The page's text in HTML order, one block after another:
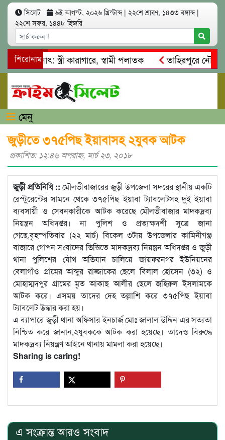
সিলেট ৬ই আগস্ট, ২০২৬ খ্রিস্টাব্দ | ২২শে শ্রাবণ, ১৪৩৩ বঙ্গাব্দ |
২২শে সফর, ১৪৪৮ হিজরি
শিরোনাম
আত্মসাৎ: স্ত্রী কারাগারে, স্বামী পলাতক
তাহিরপুরে নৌ-
মারধর
নগরীতে কোটি টাকার সম্পত্তি দখলের চেষ্টা:
মেনু
জুড়ীতে ৩৭৫পিছ ইয়াবাসহ ২যুবক আটক
প্রকাশিত: ১২:৪৬ অপরাহ্ণ, মার্চ ২৩, ২০১৮
জুড়ী প্রতিনিধি :: মৌলভীবাজারের জুড়ী উপজেলা সদরের স্থানীয় একটি
রেস্টুরেন্টের সামনে থেকে ৩৭৫পিছ ইয়াবা ট্যাবলেটসহ দুই ইয়াবা
ব্যবসায়ী ও সেবনকারীকে আটক করেছে মৌলভীবাজার মাদকদ্রব্য
নিয়ন্ত্রন অধিদপ্তর। না পুলিশ ও প্রত্যক্ষদর্শী সুত্রে জানা
গেছে,বৃহস্পতিবার (২২ মার্চ) বিকেল ৩টায় উপজেলার কামিনীগঞ্জ
বাজারে গোপন সংবাদের ভিত্তিতে মাদকদ্রব্য নিয়ন্ত্রন অধিদপ্তর ও জুড়ী
থানা পুলিশের যৌথ অভিযান চালিয়ে জায়ফরনগর ইউনিয়নের
বেলাগাঁও গ্রামের আব্দুর রাজ্জাকের ছেলে বিলাল হোসেন (৩২) ও
মোহাম্মদপুর গ্রামের মৃত আকাছ আলীর ছেলে জহিরুল ইসলামকে
আটক করে। এসময় তাদের দেহ তল্লাশি করে ৩৭৫পিছ ইয়াবা
ট্যাবলেট উদ্ধার করা হয়।
এ ব্যাপারে জুড়ী থানা অফিসার ইনচার্জ মোঃ জালাল উদ্দিন এর সত্যতা
নিশ্চিত করে জানান,২যুবককে আটক করা হয়েছে। তাদেও বিরুদ্ধে
মাদকদ্রব্য নিয়ন্ত্রণ আইনে থানায় মামলা করা হয়েছে।
Sharing is caring!
এ সংক্রান্ত আরও সংবাদ